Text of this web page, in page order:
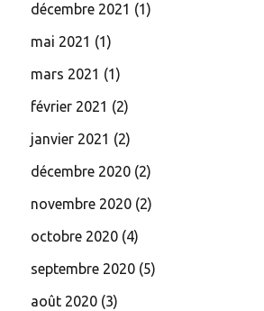
décembre 2021 (1)
mai 2021 (1)
mars 2021 (1)
février 2021 (2)
janvier 2021 (2)
décembre 2020 (2)
novembre 2020 (2)
octobre 2020 (4)
septembre 2020 (5)
août 2020 (3)